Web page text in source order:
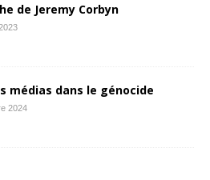
de Jeremy Corbyn
médias dans le génocide
2024